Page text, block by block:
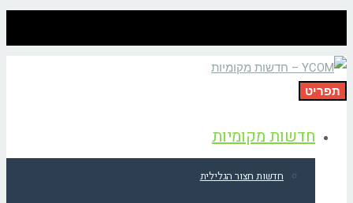
תפריט
חדשות מקומיות
חדשות חצור הגלילית